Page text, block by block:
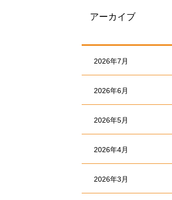
アーカイブ
2026年7月
2026年6月
2026年5月
2026年4月
2026年3月